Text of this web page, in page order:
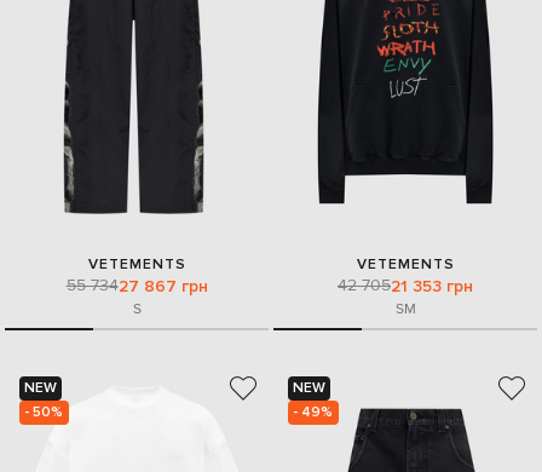
VETEMENTS
55 73427 867 грн
S
VETEMENTS
42 70521 353 грн
SM
NEW
- 50%
NEW
- 49%